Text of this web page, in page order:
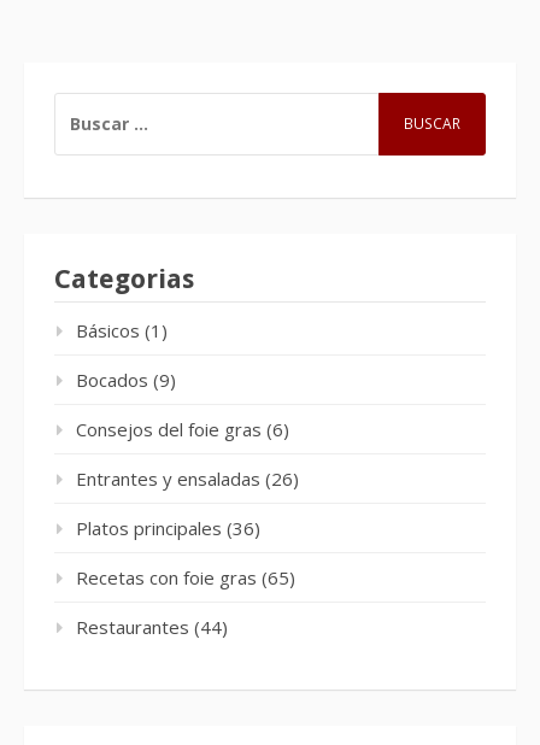
Categorias
Básicos (1)
Bocados (9)
Consejos del foie gras (6)
Entrantes y ensaladas (26)
Platos principales (36)
Recetas con foie gras (65)
Restaurantes (44)